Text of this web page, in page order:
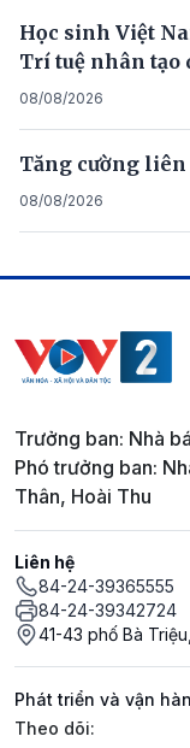
Học sinh Việt
Trí tuệ nhân tạo
08/08/2026
Tăng cường
08/08/2026
Trưởng ban: Nhà
Phó trưởng ban:
Thân, Hoài Thu
Liên hệ
84-24-39365555
84-24-39342724
41-43 phố Bà
Phát triển và vận
Mạng xã hội
Theo dõi: